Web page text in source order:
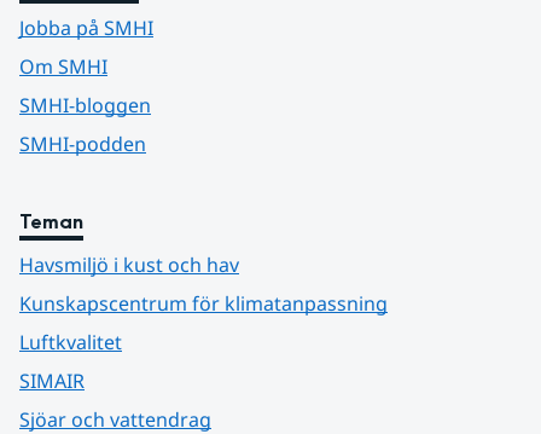
Jobba på SMHI
Om SMHI
SMHI-bloggen
SMHI-podden
Teman
Havsmiljö i kust och hav
Kunskapscentrum för klimatanpassning
Luftkvalitet
SIMAIR
Sjöar och vattendrag